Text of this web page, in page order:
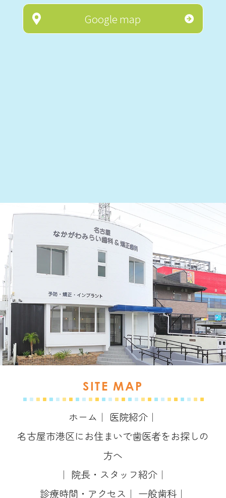
Google map
SITE MAP
ホーム ｜ 医院紹介 ｜
名古屋市港区にお住まいで歯医者をお探しの
方へ
｜ 院長・スタッフ紹介 ｜
診療時間・アクセス ｜ 一般歯科 ｜